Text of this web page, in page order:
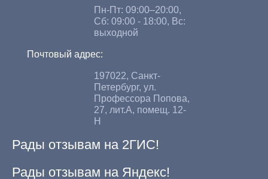
Пн-Пт: 09:00–20:00,
Сб: 09:00 - 18:00, Вс:
выходной
Почтовый адрес:
197022, Санкт-
Петербург, ул.
Профессора Попова,
27, лит.А, помещ. 12-
Н
Рады отзывам на 2ГИС!
Рады отзывам на Яндекс!